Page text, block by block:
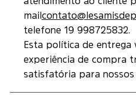
mail
telefone 19 998725832.
Esta política de
experiência de compra
satisfatória para nossos